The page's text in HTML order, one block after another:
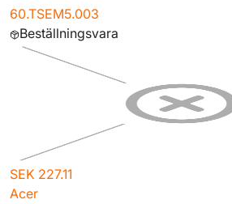
60.TSEM5.003
Beställningsvara
SEK 227.11
Acer